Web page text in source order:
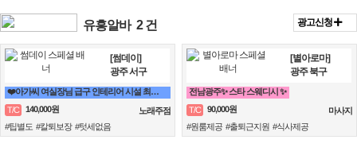
유흥알바 2 건 광고신청
[썸데이]
광주 서구
❤️아가씨 여실장님 급구 인테리어 시설 최상 자율출퇴❤️
T/C
140,000원
노래주점
#팁별도 #칼퇴보장 #텃세없음
[별아로마]
광주 북구
전남광주✨ 스타 스웨디시 ✨
T/C
90,000원
마사지
#원룸제공 #출퇴근지원 #식사제공